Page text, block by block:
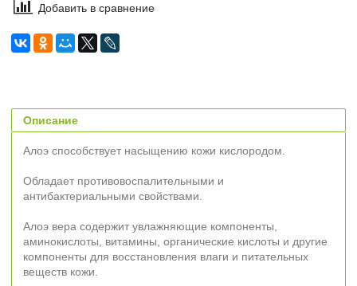
Добавить в сравнение
Описание
Алоэ способствует насыщению кожи кислородом.
Обладает противовоспалительными и
антибактериальными свойствами.
Алоэ вера содержит увлажняющие компоненты,
аминокислоты, витамины, органические кислоты и другие
компоненты для восстановления влаги и питательных
веществ кожи.